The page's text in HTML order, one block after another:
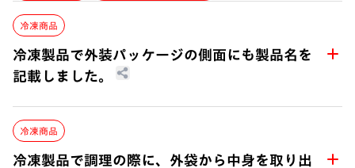
冷凍商品
冷凍製品で外装パッケージの側面にも製品名を
記載しました。
際にも製品の区別がつきやすくして欲しいとのご要望にお
応えし、「日清スパ王プレミアム」各種で外装パッケージ
冷凍商品
冷凍製品で調理の際に、外袋から中身を取り出